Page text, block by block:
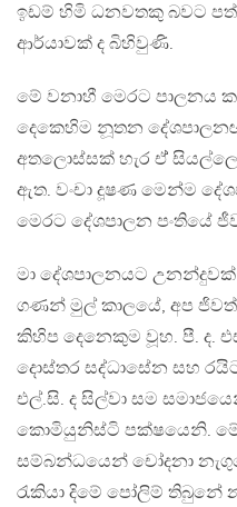
ඉඩම් හිමි ධනවතකු බවට පත්
ආර්යාවක් ද බිහිවුණි.
මේ වනාහී මෙරට පාලනය
දෙකෙහිම නූතන
අතලොස්සක් හැර ඒ්
ඇත. වංචා දූෂණ මෙන්ම
මෙරට දේශපාලන පංතියේ
මා දේශපාලනයට
ගණන් මුල් කාලයේ, අප ජිවත්
කිහිප දෙනෙකුම වූහ. පී. ද.
දොස්තර සද්ධාසේන සහ
එල්.සි. ද සිල්වා සම
කොමියුනිස්ටි පක්ෂයෙනි. මේ
සම්බන්ධයෙන් චෝදනා
රැකියා දිමේ පෝලිම් තිබුනේ